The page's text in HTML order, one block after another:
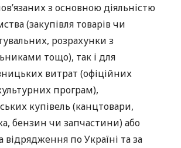
з основною діяльністю
(закупівля товарів чи
розрахунки з
тощо), так і для
витрат (офіційних
програм),
купівель (канцтовари,
бензин чи запчастини) або
відрядження по Україні та за